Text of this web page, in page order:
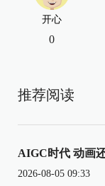
开心
0
推荐阅读
AIGC时代 动画
2026-08-05 09:33